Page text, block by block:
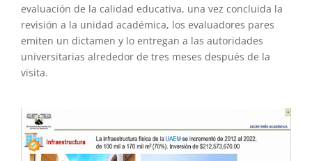
evaluación de la calidad educativa, una vez concluida la
revisión a la unidad académica, los evaluadores pares
emiten un dictamen y lo entregan a las autoridades
universitarias alrededor de tres meses después de la
visita.